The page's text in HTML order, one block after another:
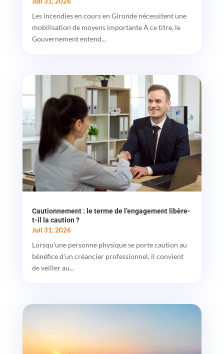
Les incendies en cours en Gironde nécessitent une
mobilisation de moyens importante À ce titre, le
Gouvernement entend...
Cautionnement : le terme de l’engagement libère-
t-il la caution ?
Juil 31, 2026
Lorsqu’une personne physique se porte caution au
bénéfice d’un créancier professionnel, il convient
de veiller au...